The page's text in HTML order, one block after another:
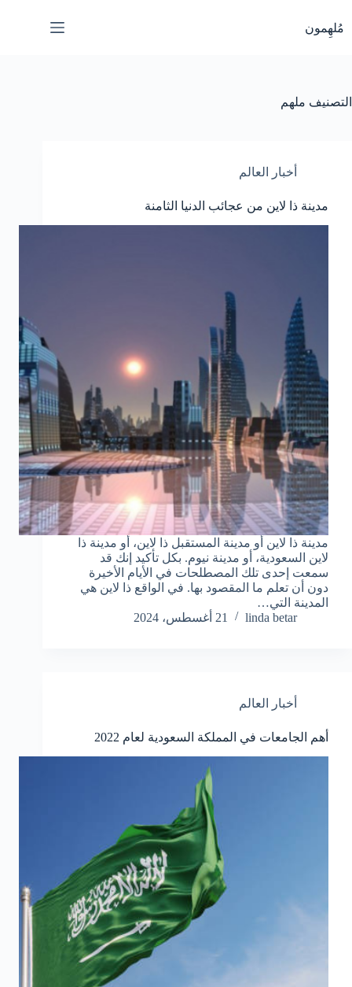
إلى
المحتوى
مُلهِمون
التصنيف ملهم
أخبار العالم
مدينة ذا لاين من عجائب الدنيا الثامنة
مدينة ذا لاين أو مدينة المستقبل ذا لاين، أو مدينة ذا
لاين السعودية، أو مدينة نيوم. بكل تأكيد إنك قد
سمعت إحدى تلك المصطلحات في الأيام الأخيرة
دون أن تعلم ما المقصود بها. في الواقع ذا لاين هي
المدينة التي…
linda betar
21 أغسطس، 2024
أخبار العالم
أهم الجامعات في المملكة السعودية لعام 2022